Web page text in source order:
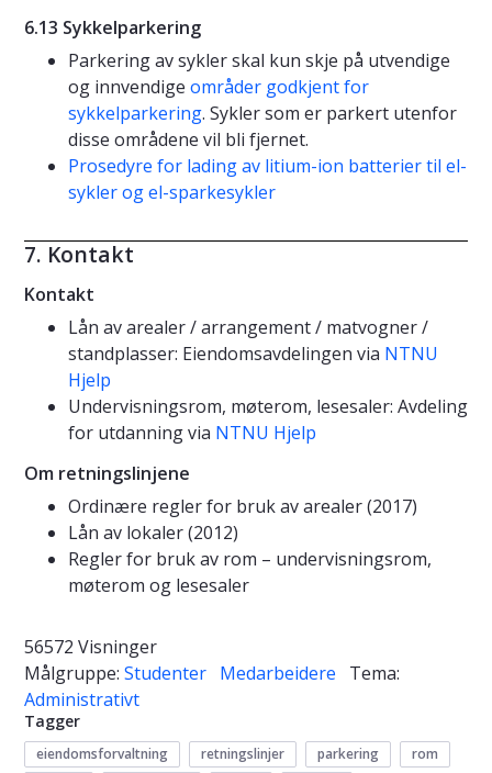
6.13 Sykkelparkering
Parkering av sykler skal kun skje på utvendige
og innvendige områder godkjent for
sykkelparkering. Sykler som er parkert utenfor
disse områdene vil bli fjernet.
Prosedyre for lading av litium-ion batterier til el-
sykler og el-sparkesykler
7. Kontakt
Kontakt
Lån av arealer / arrangement / matvogner /
standplasser: Eiendomsavdelingen via NTNU
Hjelp
Undervisningsrom, møterom, lesesaler: Avdeling
for utdanning via NTNU Hjelp
Om retningslinjene
Ordinære regler for bruk av arealer (2017)
Lån av lokaler (2012)
Regler for bruk av rom – undervisningsrom,
møterom og lesesaler
56572 Visninger
Målgruppe: Studenter Medarbeidere
Tema:
Administrativt
Tagger
eiendomsforvaltning retningslinjer parkering
rom